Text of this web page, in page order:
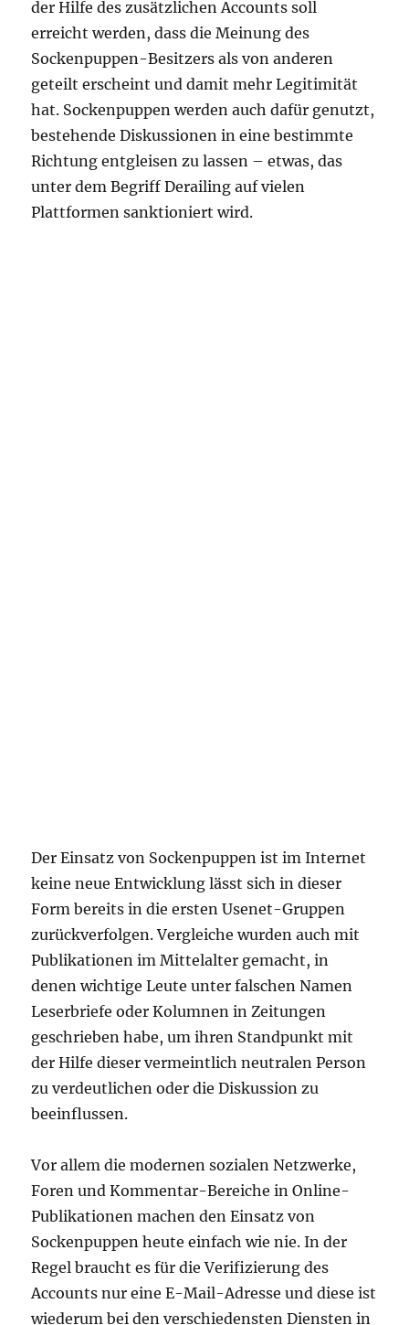
der Hilfe des zusätzlichen Accounts soll
erreicht werden, dass die Meinung des
Sockenpuppen-Besitzers als von anderen
geteilt erscheint und damit mehr Legitimität
hat. Sockenpuppen werden auch dafür genutzt,
bestehende Diskussionen in eine bestimmte
Richtung entgleisen zu lassen – etwas, das
unter dem Begriff Derailing auf vielen
Plattformen sanktioniert wird.
Der Einsatz von Sockenpuppen ist im Internet
keine neue Entwicklung lässt sich in dieser
Form bereits in die ersten Usenet-Gruppen
zurückverfolgen. Vergleiche wurden auch mit
Publikationen im Mittelalter gemacht, in
denen wichtige Leute unter falschen Namen
Leserbriefe oder Kolumnen in Zeitungen
geschrieben habe, um ihren Standpunkt mit
der Hilfe dieser vermeintlich neutralen Person
zu verdeutlichen oder die Diskussion zu
beeinflussen.
Vor allem die modernen sozialen Netzwerke,
Foren und Kommentar-Bereiche in Online-
Publikationen machen den Einsatz von
Sockenpuppen heute einfach wie nie. In der
Regel braucht es für die Verifizierung des
Accounts nur eine E-Mail-Adresse und diese ist
wiederum bei den verschiedensten Diensten in